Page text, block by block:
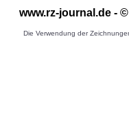
www.rz-journal.de -
Die Verwendung der